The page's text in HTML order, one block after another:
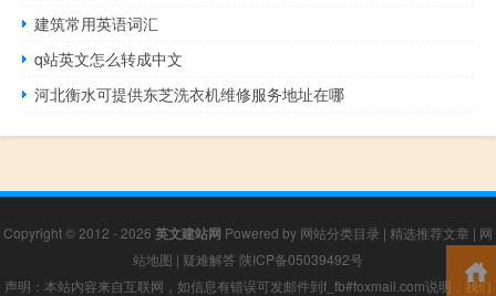
建筑常用英语词汇
q站英文怎么转成中文
河北衡水可提供东芝洗衣机维修服务地址在哪
Copyright © 2012 - 2026 英文建站网 Powered by 网站分类目录 | 精选推荐文章 | 网
站地图 | 疑难解答 陕ICP备05039492号
声明：本站内容来自互联网，如信息有错误可发邮件到f_fb#foxmail.com说明，我们